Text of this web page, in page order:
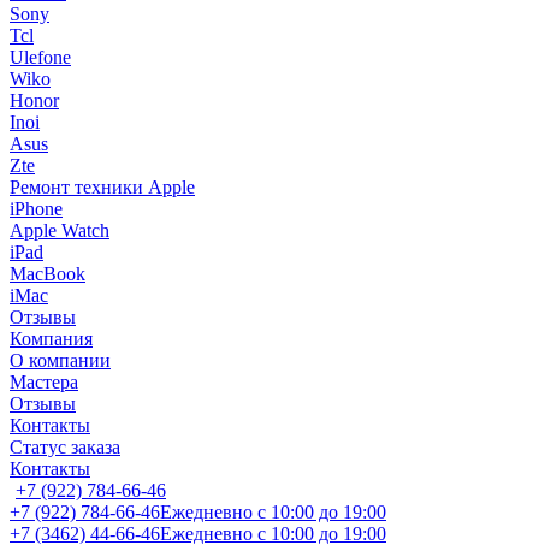
Sony
Tcl
Ulefone
Wiko
Honor
Inoi
Asus
Zte
Ремонт техники Apple
iPhone
Apple Watch
iPad
MacBook
iMac
Отзывы
Компания
О компании
Мастера
Отзывы
Контакты
Статус заказа
Контакты
+7 (922) 784-66-46
+7 (922) 784-66-46Ежедневно с 10:00 до 19:00
+7 (3462) 44-66-46Ежедневно с 10:00 до 19:00